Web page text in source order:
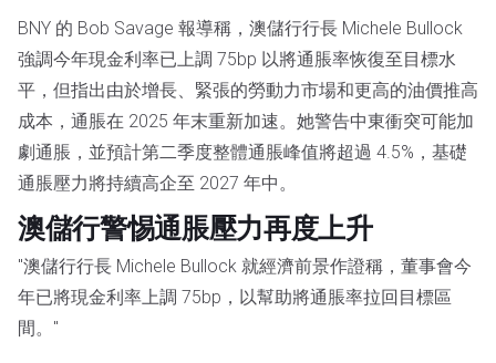
BNY 的 Bob Savage 報導稱，澳儲行行長 Michele Bullock
強調今年現金利率已上調 75bp 以將通脹率恢復至目標水
平，但指出由於增長、緊張的勞動力市場和更高的油價推高
成本，通脹在 2025 年末重新加速。她警告中東衝突可能加
劇通脹，並預計第二季度整體通脹峰值將超過 4.5%，基礎
通脹壓力將持續高企至 2027 年中。
澳儲行警惕通脹壓力再度上升
"澳儲行行長 Michele Bullock 就經濟前景作證稱，董事會今
年已將現金利率上調 75bp，以幫助將通脹率拉回目標區
間。"